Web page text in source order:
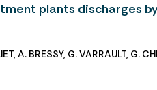
plants discharges
,A. BRESSY, G. VARRAULT, G.